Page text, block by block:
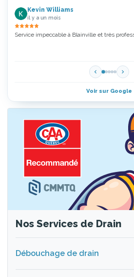
Kevin Williams
il y a un mois
Service impeccable à Blainville et très
Voir sur Google
Nos Services de Drain
Débouchage de drain